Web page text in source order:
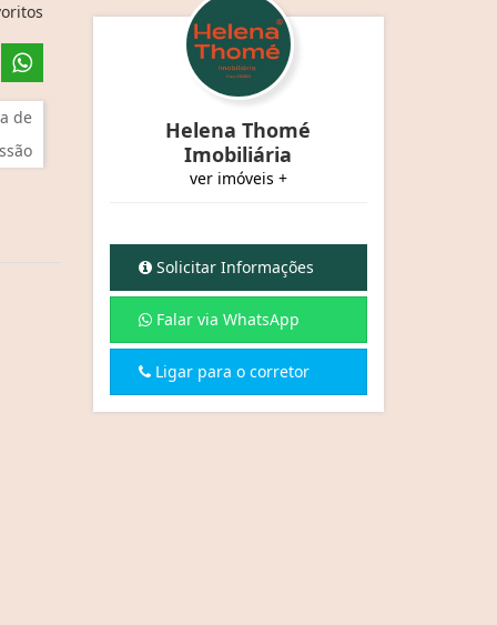
de
Helena Thomé
Imobiliária
ver imóveis +
Solicitar Informações
Falar via WhatsApp
Ligar para o corretor